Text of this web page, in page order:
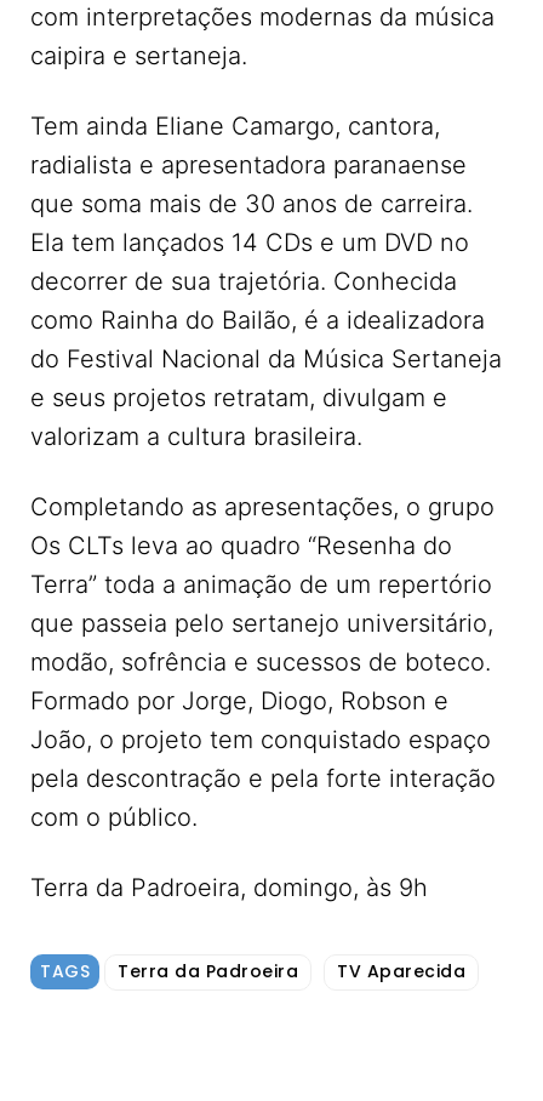
com interpretações modernas da música
caipira e sertaneja.
Tem ainda Eliane Camargo, cantora,
radialista e apresentadora paranaense
que soma mais de 30 anos de carreira.
Ela tem lançados 14 CDs e um DVD no
decorrer de sua trajetória. Conhecida
como Rainha do Bailão, é a idealizadora
do Festival Nacional da Música Sertaneja
e seus projetos retratam, divulgam e
valorizam a cultura brasileira.
Completando as apresentações, o grupo
Os CLTs leva ao quadro “Resenha do
Terra” toda a animação de um repertório
que passeia pelo sertanejo universitário,
modão, sofrência e sucessos de boteco.
Formado por Jorge, Diogo, Robson e
João, o projeto tem conquistado espaço
pela descontração e pela forte interação
com o público.
Terra da Padroeira, domingo, às 9h
TAGS Terra da Padroeira TV Aparecida